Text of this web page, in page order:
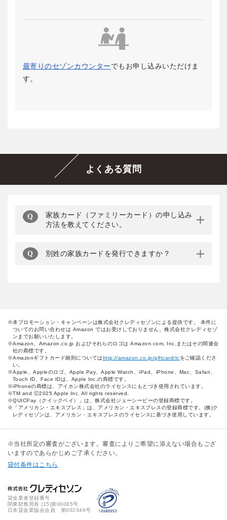
最寄りのセゾンカウンターでもお申し込みいただけま
す。
よくある質問
家族カード（ファミリーカード）の申し込み
方法を教えてください。
別姓の家族カードを発行できますか？
本プロモーション・キャンペーンは株式会社クレディセゾンによる提供です。 本件に
ついてのお問い合わせは Amazon ではお受けしておりません。株式会社クレディセゾ
ンまでお願いいたします。
Amazon、Amazon.co.jp およびそれらのロゴは Amazon.com, Inc.またはその関連会
社の商標です。
Amazonギフトカード細則については http://amazon.co.jp/giftcard/tcをご確認くださ
い。
Apple、Appleのロゴ、Apple Pay、Apple Watch、iPad、iPhone、Mac、Safari、
Touch ID、Face IDは、Apple Inc.の商標です。
iPhoneの商標は、アイホン株式会社のライセンスにもとづき使用されています。
TM and Ⓒ2025 Apple Inc. All rights reserved.
QUICPay（クイックペイ）」は、株式会社ジェーシービーの登録商標です。
「アメリカン・エキスプレス」は、アメリカン・エキスプレスの登録商標です。(株)ク
レディセゾンは、アメリカン・エキスプレスのライセンスに基づき使用しています。
※当社所定の審査がございます。審査によりご希望に添えない場合もござ
いますのであらかじめご了承ください。
貸付条件はこちら
貸金業者登録番号
関東財務局長 (15)第00085号
日本貸金業協会会員 第002346号